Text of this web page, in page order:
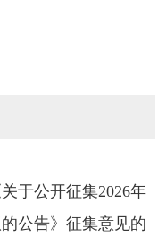
于公开征集2026年
公告》征集意见的